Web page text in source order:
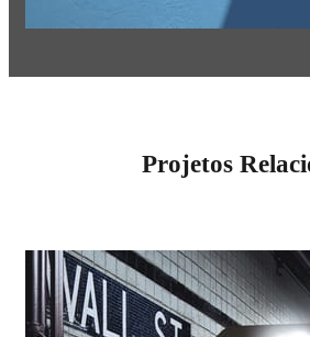
Projetos